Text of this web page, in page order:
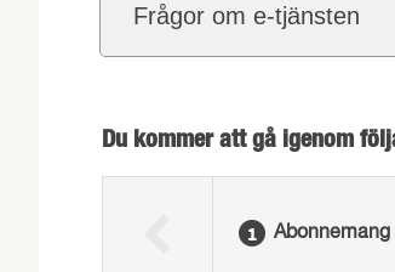
Frågor om e-tjänsten
Du kommer att gå igenom
Abonnemang